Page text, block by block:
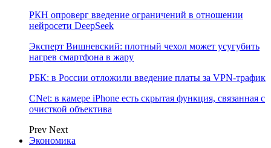
РКН опроверг введение ограничений в отношении
нейросети DeepSeek
Эксперт Вишневский: плотный чехол может усугубить
нагрев смартфона в жару
РБК: в России отложили введение платы за VPN-трафик
CNet: в камере iPhone есть скрытая функция, связанная с
очисткой объектива
Prev Next
Экономика